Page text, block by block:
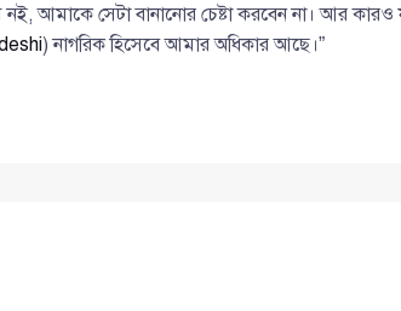
আমাকে সেটা বানানোর চেষ্টা করবেন না। আর কারও
) নাগরিক হিসেবে আমার অধিকার আছে।”